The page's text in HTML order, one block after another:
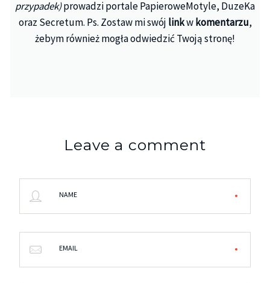
przypadek)prowadzi portale PapieroweMotyle, DuzeKa
oraz Secretum. Ps. Zostaw mi swój linkwkomentarzu,
żebym również mogła odwiedzić Twoją stronę!
Leave a comment
NAME
EMAIL